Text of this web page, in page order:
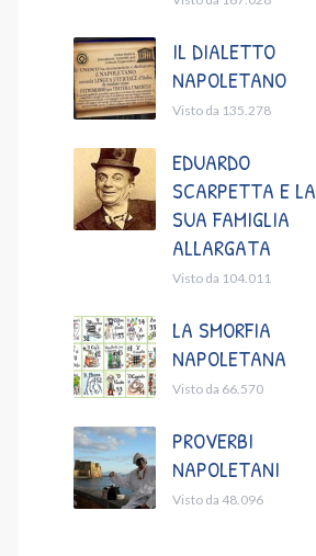
IL DIALETTO
NAPOLETANO
Visto da 135.278
EDUARDO
SCARPETTA E LA
SUA FAMIGLIA
ALLARGATA
Visto da 104.011
LA SMORFIA
NAPOLETANA
Visto da 66.570
PROVERBI
NAPOLETANI
Visto da 48.096